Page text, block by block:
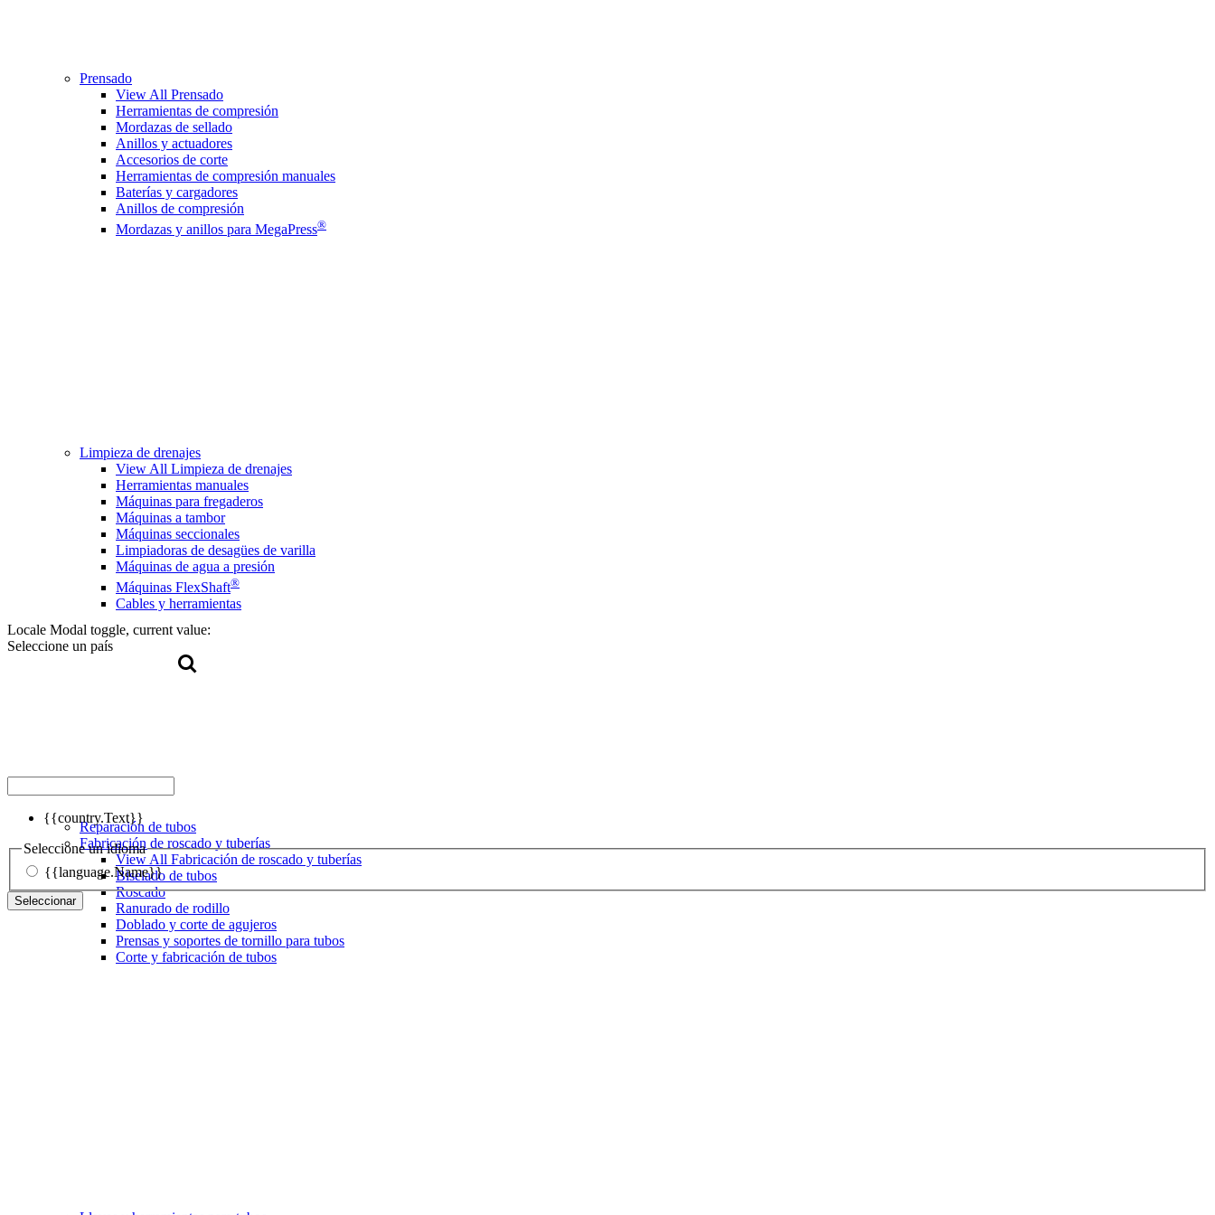
Locale Modal toggle, current value:
Seleccione un país
{{country.Text}}
Seleccione un idioma
{{language.Name}}
Seleccionar
Prensado
View All Prensado
Herramientas de compresión
Mordazas de sellado
Anillos y actuadores
Accesorios de corte
Herramientas de compresión manuales
Baterías y cargadores
Anillos de compresión
Mordazas y anillos para MegaPress®
Limpieza de drenajes
View All Limpieza de drenajes
Herramientas manuales
Máquinas para fregaderos
Máquinas a tambor
Máquinas seccionales
Limpiadoras de desagües de varilla
Máquinas de agua a presión
Máquinas FlexShaft®
Cables y herramientas
Reparación de tubos
Fabricación de roscado y tuberías
View All Fabricación de roscado y tuberías
Biselado de tubos
Roscado
Ranurado de rodillo
Doblado y corte de agujeros
Prensas y soportes de tornillo para tubos
Corte y fabricación de tubos